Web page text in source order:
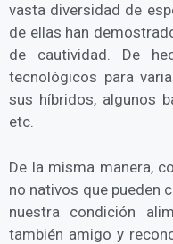
vasta diversidad de
de ellas han
de cautividad. De
tecnológicos para
sus híbridos, algunos
etc.
De la misma manera,
no nativos que pueden
nuestra condición
también amigo y